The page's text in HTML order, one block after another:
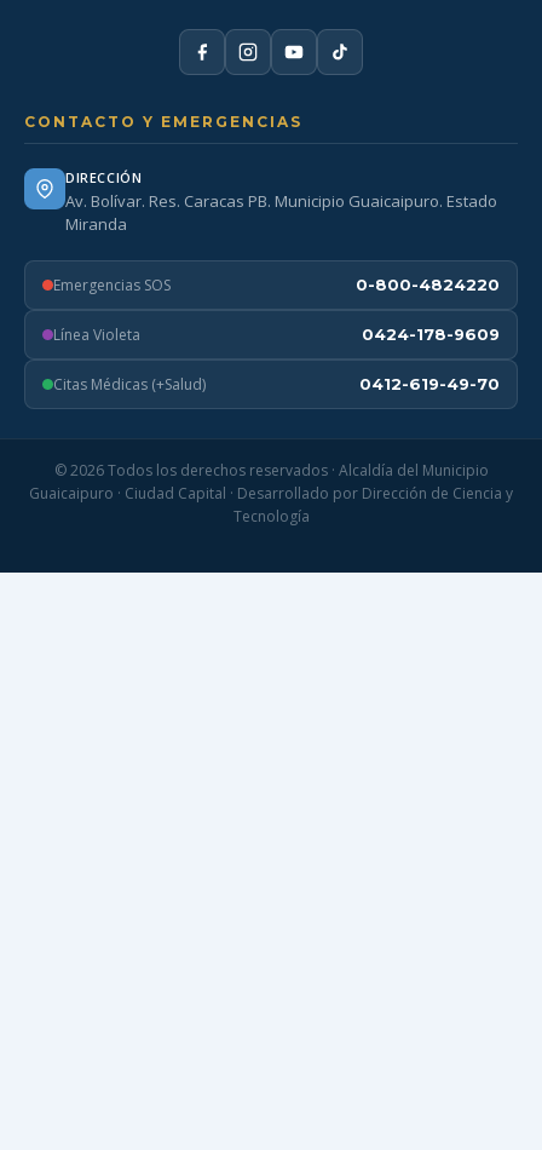
CONTACTO Y EMERGENCIAS
DIRECCIÓN
Av. Bolívar. Res. Caracas PB. Municipio Guaicaipuro. Estado
Miranda
Emergencias SOS 0-800-4824220
Línea Violeta 0424-178-9609
Citas Médicas (+Salud) 0412-619-49-70
© 2026 Todos los derechos reservados · Alcaldía del Municipio
Guaicaipuro · Ciudad Capital · Desarrollado por Dirección de Ciencia y
Tecnología